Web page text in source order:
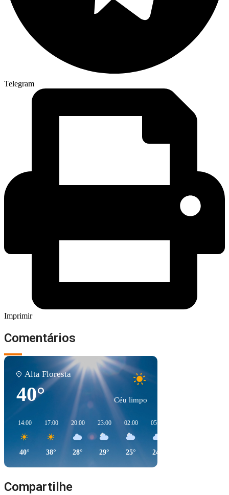
Telegram
Imprimir
Comentários
Alta Floresta
40° Céu limpo
14:00
40°
17:00
38°
20:00
28°
23:00
29°
02:00
25°
05:00
24°
Compartilhe